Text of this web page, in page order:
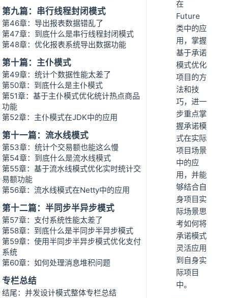
第九篇：串行线程封闭模式
第46章：导出报表数据错乱了
第47章：到底什么是串行线程封闭模式
第48章：优化报表系统导出数据功能
第十篇：主仆模式
第49章：统计个数据性能太差了
第50章：到底什么是主仆模式
第51章：基于主仆模式优化统计热点商品
功能
第52章：主仆模式在JDK中的应用
第十一篇：流水线模式
第53章：统计个交易额也能这么慢
第54章：到底什么是流水线模式
第55章：基于流水线模式优化实时统计交
易额功能
第56章：流水线模式在Netty中的应用
第十二篇：半同步半异步模式
第57章：支付系统性能太差了
第58章：到底什么是半同步半异步模式
第59章：使用半同步半异步模式优化支付
系统
第60章：如何处理消息堆积问题
专栏总结
结尾：并发设计模式整体专栏总结
在
Future
类中的应
用，掌握
基于承诺
模式优化
项目的方
法和技
巧，进一
步重点掌
握承诺模
式在实际
项目场景
中的应
用，并能
够结合自
身项目实
际场景思
考如何将
承诺模式
灵活应用
到自身实
际项目
中。